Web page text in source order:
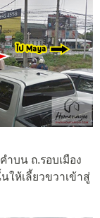
ำบน ถ.รอบเมือง
ให้เลี้ยวขวาเข้าสู่